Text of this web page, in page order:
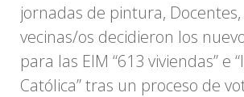
jornadas de pintura,
vecinas/os decidieron los
para las EIM “613 viviendas” e
Católica” tras un proceso de